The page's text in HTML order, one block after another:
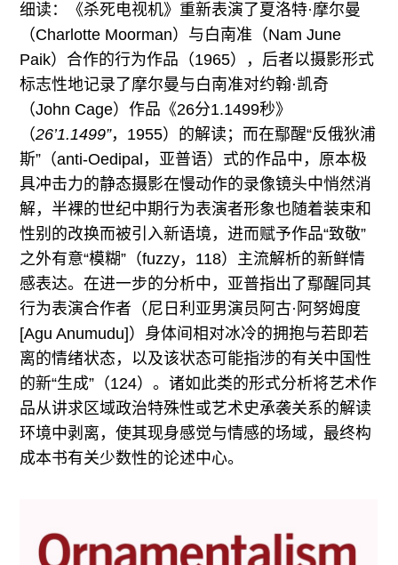
细读：《杀死电视机》重新表演了夏洛特·摩尔曼
（Charlotte Moorman）与白南准（Nam June
Paik）合作的行为作品（1965），后者以摄影形式
标志性地记录了摩尔曼与白南准对约翰·凯奇
（John Cage）作品《26分1.1499秒》
（26’1.1499”，1955）的解读；而在鄢醒“反俄狄浦
斯”（anti-Oedipal，亚普语）式的作品中，原本极
具冲击力的静态摄影在慢动作的录像镜头中悄然消
解，半裸的世纪中期行为表演者形象也随着装束和
性别的改换而被引入新语境，进而赋予作品“致敬”
之外有意“模糊”（fuzzy，118）主流解析的新鲜情
感表达。在进一步的分析中，亚普指出了鄢醒同其
行为表演合作者（尼日利亚男演员阿古·阿努姆度
[Agu Anumudu]）身体间相对冰冷的拥抱与若即若
离的情绪状态，以及该状态可能指涉的有关中国性
的新“生成”（124）。诸如此类的形式分析将艺术作
品从讲求区域政治特殊性或艺术史承袭关系的解读
环境中剥离，使其现身感觉与情感的场域，最终构
成本书有关少数性的论述中心。